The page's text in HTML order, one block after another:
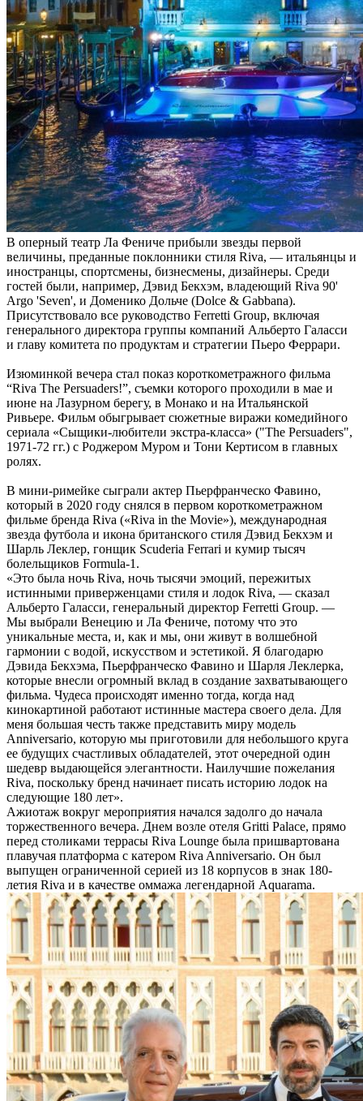
В оперный театр Ла Фениче прибыли звезды первой
величины, преданные поклонники стиля Riva, — итальянцы и
иностранцы, спортсмены, бизнесмены, дизайнеры. Среди
гостей были, например, Дэвид Бекхэм, владеющий Riva 90'
Argo 'Seven', и Доменико Дольче (Dolce & Gabbana).
Присутствовало все руководство Ferretti Group, включая
генерального директора группы компаний Альберто Галасси
и главу комитета по продуктам и стратегии Пьеро Феррари.
Изюминкой вечера стал показ короткометражного фильма
“Riva The Persuaders!”, съемки которого проходили в мае и
июне на Лазурном берегу, в Монако и на Итальянской
Ривьере. Фильм обыгрывает сюжетные виражи комедийного
сериала «Сыщики-любители экстра-класса» ("The Persuaders",
1971-72 гг.) с Роджером Муром и Тони Кертисом в главных
ролях.
В мини-римейке сыграли актер Пьерфранческо Фавино,
который в 2020 году снялся в первом короткометражном
фильме бренда Riva («Riva in the Movie»), международная
звезда футбола и икона британского стиля Дэвид Бекхэм и
Шарль Леклер, гонщик Scuderia Ferrari и кумир тысяч
болельщиков Formula-1.
«Это была ночь Riva, ночь тысячи эмоций, пережитых
истинными приверженцами стиля и лодок Riva, — сказал
Альберто Галасси, генеральный директор Ferretti Group. —
Мы выбрали Венецию и Ла Фениче, потому что это
уникальные места, и, как и мы, они живут в волшебной
гармонии с водой, искусством и эстетикой. Я благодарю
Дэвида Бекхэма, Пьерфранческо Фавино и Шарля Леклерка,
которые внесли огромный вклад в создание захватывающего
фильма. Чудеса происходят именно тогда, когда над
кинокартиной работают истинные мастера своего дела. Для
меня большая честь также представить миру модель
Anniversario, которую мы приготовили для небольшого круга
ее будущих счастливых обладателей, этот очередной один
шедевр выдающейся элегантности. Наилучшие пожелания
Riva, поскольку бренд начинает писать историю лодок на
следующие 180 лет».
Ажиотаж вокруг мероприятия начался задолго до начала
торжественного вечера. Днем возле отеля Gritti Palace, прямо
перед столиками террасы Riva Lounge была пришвартована
плавучая платформа с катером Riva Anniversario. Он был
выпущен ограниченной серией из 18 корпусов в знак 180-
летия Riva и в качестве оммажа легендарной Aquarama.